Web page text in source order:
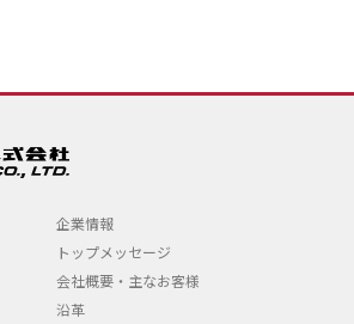
企業情報
トップメッセージ
会社概要・主なお客様
沿革